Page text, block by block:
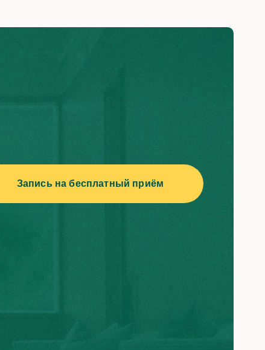
Диагностика астигматизма
Контактная коррекция
астигматизма
Запись на бесплатный приём